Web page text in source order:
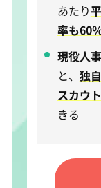
あたり
率も60
現役人
と、 独
スカウ
きる